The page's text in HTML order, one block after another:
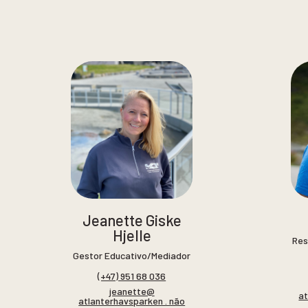
Jeanette Giske
Hjelle
Gestor Educativo/Mediador
(+47) 951 68 036
jeanette@
atlanterhavsparken . não